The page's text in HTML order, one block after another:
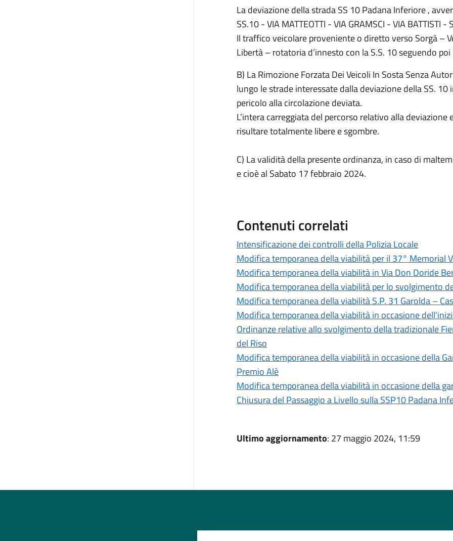
La deviazione della strada SS 10 Padana Inferiore ,
SS.10 - VIA MATTEOTTI - VIA GRAMSCI - VIA BATTISTI -
Il traffico veicolare proveniente o diretto verso Sorgà –
Libertà – rotatoria d’innesto con la S.S. 10 seguendo
B) La Rimozione Forzata Dei Veicoli In Sosta Senza
lungo le strade interessate dalla deviazione della SS.
pericolo alla circolazione deviata.
L’intera carreggiata del percorso relativo alla
risultare totalmente libere e sgombre.
C) La validità della presente ordinanza, in caso di
e cioè al Sabato 17 febbraio 2024.
Contenuti correlati
Intensificazione dei controlli della Polizia Locale
Modifica temporanea della viabilità per il 37° Memorial
Modifica temporanea della viabilità in Via Don Doride
Modifica temporanea della viabilità per lo svolgimento
Modifica temporanea della viabilità S.P. 31 Garolda –
Modifica temporanea della viabilità in occasione
Ordinanze relative allo svolgimento della tradizionale
del Riso
Modifica temporanea della viabilità in occasione della
Premio Alè
Modifica temporanea della viabilità in occasione della
Chiusura del Passaggio a Livello sulla SSP10 Padana
Ultimo aggiornamento: 27 maggio 2024, 11:59